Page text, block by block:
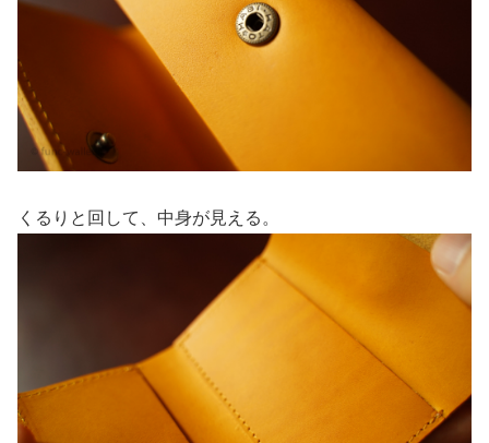
くるりと回して、中身が見える。